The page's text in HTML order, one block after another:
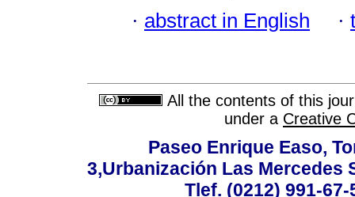
· abstract in English ·
All the contents of this
under a Creative
Paseo Enrique Easo,
3,Urbanización Las Mercedes
Tlef. (0212) 991-